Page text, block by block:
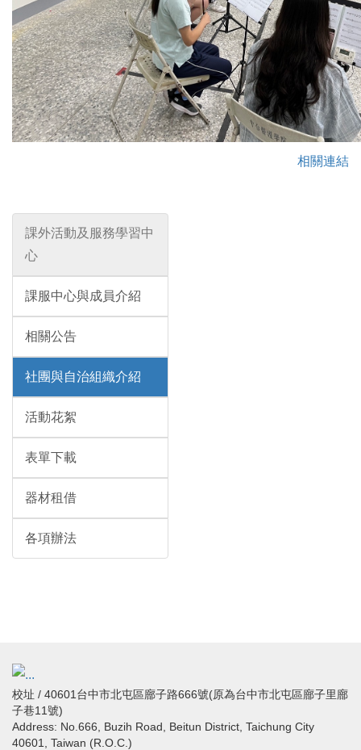
相關連結
課外活動及服務學習中
心
課服中心與成員介紹
相關公告
社團與自治組織介紹
活動花絮
表單下載
器材租借
各項辦法
校址 / 40601台中市北屯區廍子路666號(原為台中市北屯區廍子里廍
子巷11號)
Address: No.666, Buzih Road, Beitun District, Taichung City
40601, Taiwan (R.O.C.)